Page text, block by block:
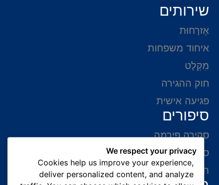
שירותים
אֶזרָחוּת
איחוד משפחות
מִקְלָט
חוק ההגירה
פגיעה אישית
סיפורים
סקירה פירמה
סיפורי הצלחה
המלצות של לקוחות
We respect your privacy
Cookies help us improve your experience,
deliver personalized content, and analyze